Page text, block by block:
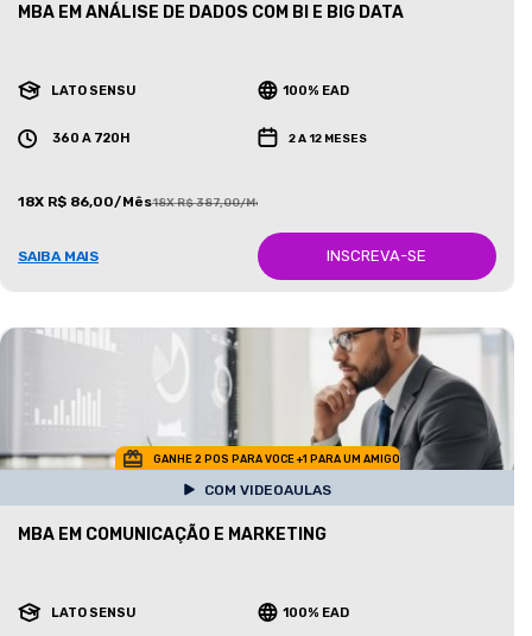
MBA EM ANÁLISE DE DADOS COM BI E BIG DATA
LATO SENSU 100% EAD
360 A 720H 2 A 12 MESES
18X R$ 86,00/Mês18X R$ 387,00/Mês
SAIBA MAIS INSCREVA-SE
GANHE 2 POS PARA VOCE +1 PARA UM AMIGO
COM VIDEOAULAS
MBA EM COMUNICAÇÃO E MARKETING
LATO SENSU 100% EAD